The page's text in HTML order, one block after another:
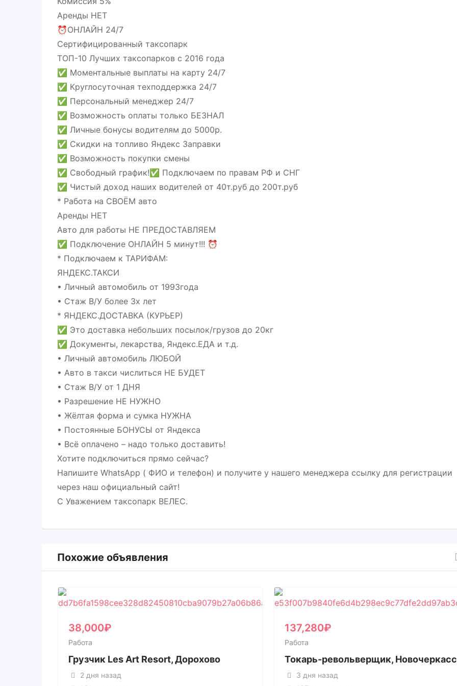
Аренды НЕТ
⏰ОНЛАЙН 24/7
Сертифицированный таксопарк
ТОП-10 Лучших таксопарков с 2016 года
✅️ Моментальные выплаты на карту 24/7
✅️ Круглосуточная техподдержка 24/7
✅️ Персональный менеджер 24/7
✅ Возможность оплаты только БЕЗНАЛ
✅ Личные бонусы водителям до 5000р.
✅ Скидки на топливо Яндекс Заправки
✅ Возможность покупки смены
✅ Свободный график!✅ Подключаем по правам РФ и СНГ
✅ Чистый доход наших водителей от 40т.руб до 200т.руб
* Работа на СВОЁМ авто
Аренды НЕТ
Авто для работы НЕ ПРЕДОСТАВЛЯЕМ
✅ Подключение ОНЛАЙН 5 минут!!! ⏰
* Подключаем к ТАРИФАМ:
ЯНДЕКС.ТАКСИ
• Личный автомобиль от 1993года
• Стаж В/У более 3х лет
* ЯНДЕКС.ДОСТАВКА (КУРЬЕР)
✅ Это доставка небольших посылок/грузов до 20кг
✅ Документы, лекарства, Яндекс.ЕДА и т.д.
• Личный автомобиль ЛЮБОЙ
• Авто в такси числиться НЕ БУДЕТ
• Стаж В/У от 1 ДНЯ
• Разрешение НЕ НУЖНО
• Жёлтая форма и сумка НУЖНА
• Постоянные БОНУСЫ от Яндекса
• Всё оплачено – надо только доставить!
Хотите подключиться прямо сейчас?
Напишите WhatsApp ( ФИО и телефон) и получите у нашего менеджера ссылку для регистрации
через наш официальный сайт!
С Уважением таксопарк ВЕЛЕС.
Похожие объявления
38,000₽
Работа
Грузчик Les Art Resort, Дорохово
2 дня назад
137,280₽
Работа
Токарь-револьверщик,
3 дня назад